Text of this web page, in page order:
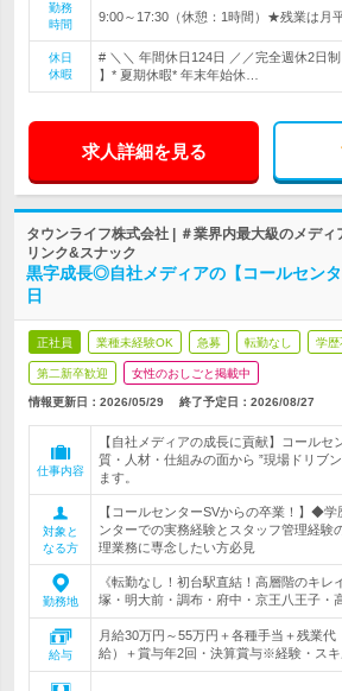
勤務
時間
9:00～17:30（休憩：1時間）★残業は月
休日
休暇
# ＼＼ 年間休日124日 ／／完全週休2日
】* 夏期休暇* 年末年始休…
求人詳細を見る
タウンライフ株式会社 | ＃業界内最大級のメデ
リンク&スナック
黒字成長◎自社メディアの【コールセン
日
正社員 業種未経験OK 急募 転勤なし 学歴
第二新卒歓迎 女性のおしごと掲載中
情報更新日：2026/05/29 終了予定日： 2026/08/27
仕事内容
【自社メディアの成長に貢献】コールセ
質・人材・仕組みの面から ”現場ドリブ
ます。
対象と
なる方
【コールセンターSVからの卒業！】◆
ンターでの実務経験とスタッフ管理経
理業務に専念したい方必見
勤務地
《転勤なし！初台駅直結！高層階のキレ
塚・明大前・調布・府中・京王八王子・
給与
月給30万円～55万円＋各種手当＋残業代
給）＋賞与年2回・決算賞与※経験・ス